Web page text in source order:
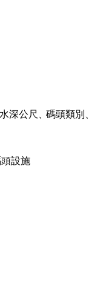
深公尺、碼頭類別、
設施